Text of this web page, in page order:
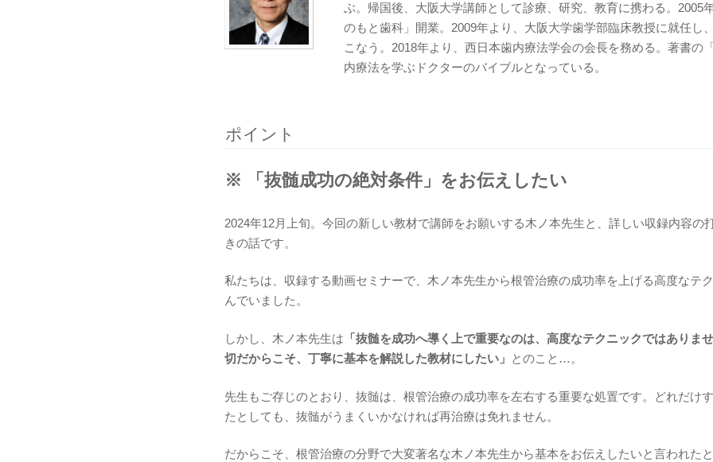
ぶ。帰国後、大阪大学講師として診療、研究、教育に携わる。2005
のもと歯科」開業。2009年より、大阪大学歯学部臨床教授に就任し
こなう。2018年より、西日本歯内療法学会の会長を務める。著書の
内療法を学ぶドクターのバイブルとなっている。
ポイント
※ 「抜髄成功の絶対条件」をお伝えしたい
2024年12月上旬。今回の新しい教材で講師をお願いする木ノ本先生と、詳しい収録内容の
きの話です。
私たちは、収録する動画セミナーで、木ノ本先生から根管治療の成功率を上げる高度なテ
んでいました。
しかし、木ノ本先生は 「抜髄を成功へ導く上で重要なのは、高度なテクニックではありま
切だからこそ、丁寧に基本を解説した教材にしたい」 とのこと…。
先生もご存じのとおり、抜髄は、根管治療の成功率を左右する重要な処置です。どれだけ
たとしても、抜髄がうまくいかなければ再治療は免れません。
だからこそ、根管治療の分野で大変著名な木ノ本先生から基本をお伝えしたいと言われた